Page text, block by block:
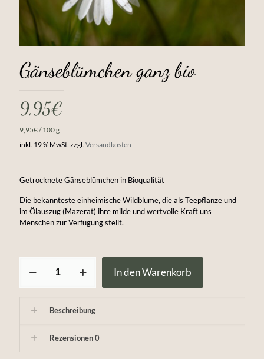
Gänseblümchen ganz bio
9,95€
9,95€/100g
inkl. 19 % MwSt. zzgl. Versandkosten
Getrocknete Gänseblümchen in Bioqualität
Die bekannteste einheimische Wildblume, die als Teepflanze und
im Ölauszug (Mazerat) ihre milde und wertvolle Kraft uns
Menschen zur Verfügung stellt.
ganz
In den Warenkorb
Beschreibung
Rezensionen0